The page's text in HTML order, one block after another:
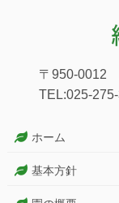
〒950-0012
TEL:025-
ホーム
基本方針